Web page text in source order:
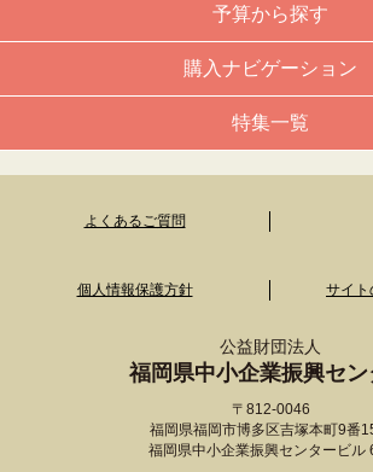
予算から探す
購入ナビゲーション
特集一覧
よくあるご質問
個人情報保護方針 サイト
公益財団法人
福岡県中小企業振興セン
〒812-0046
福岡県福岡市博多区吉塚本町9番
福岡県中小企業振興センタービル